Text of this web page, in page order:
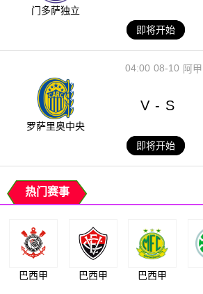
门多萨独立
即将开始
08-10
04:00 阿甲
罗萨里奥中央
V - S
即将开始
热门赛事
巴西甲 巴西甲 巴西甲